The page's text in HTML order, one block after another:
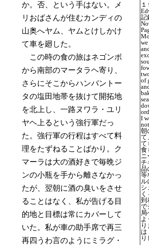
か。否、という手はない。メ
リおばさんが住むカンディの
山奥へヤム、ヤムとけしかけ
て車を廻した。
この時の食の旅はネゴンボ
から南部のマータラヘ寄り、
さらにそこからハンバントー
タの塩田地帯を抜けて開拓地
を北上し、一路ヌワラ・ユリ
ヤヘ上るという強行軍だっ
た。強行軍の行程はすべて料
理をたずねることばかり。ク
マーラは大の酒好きで毎晩ジ
ンの小瓶を手から離さなかっ
たが、翌朝に酒の臭いをさせ
ることはなく、私が告げる目
的地と目標は常にカバーして
いた。私が車の助手席で再三
再四うわ言のようにミラグ・
記
of
I
朝
て
て
食
ニ
チ
品
等
ル
シ
到
で
局
よ
は
り